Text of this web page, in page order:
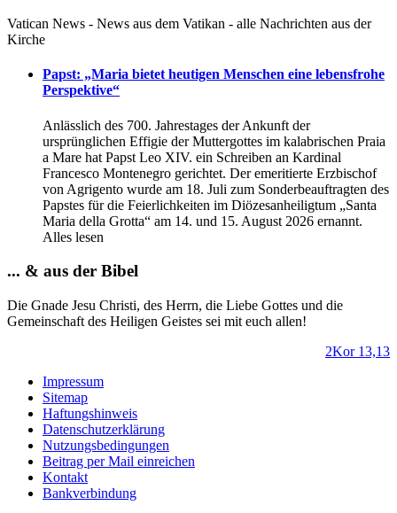
Vatican News - News aus dem Vatikan - alle Nachrichten aus der
Kirche
Papst: „Maria bietet heutigen Menschen eine lebensfrohe
Perspektive“
Anlässlich des 700. Jahrestages der Ankunft der
ursprünglichen Effigie der Muttergottes im kаlabrischen Praia
a Mare hat Papst Leo XIV. ein Schreiben an Kardinal
Francesco Montenegro gerichtet. Der emeritierte Erzbischof
von Agrigento wurde am 18. Juli zum Sonderbeauftragten des
Papstes für die Feierlichkeiten im Diözesanheiligtum „Santa
Maria della Grotta“ am 14. und 15. August 2026 ernannt.
Alles lesen
... & aus der Bibel
Die Gnade Jesu Christi, des Herrn, die Liebe Gottes und die
Gemeinschaft des Heiligen Geistes sei mit euch allen!
2Kor 13,13
Impressum
Sitemap
Haftungshinweis
Datenschutzerklärung
Nutzungsbedingungen
Beitrag per Mail einreichen
Kontakt
Bankverbindung